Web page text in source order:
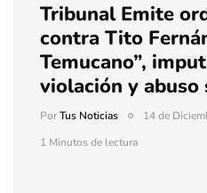
Tribunal Emite
contra Tito
Temucano”,
violación y abuso
PorTus Noticias
14 de
1 Minutos de lectura